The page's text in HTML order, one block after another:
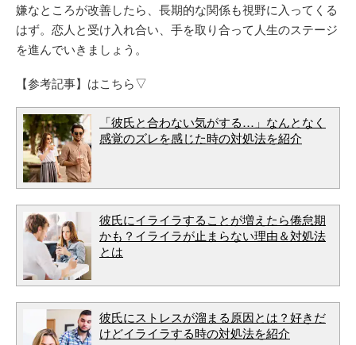
嫌なところが改善したら、長期的な関係も視野に入ってくる
はず。恋人と受け入れ合い、手を取り合って人生のステージ
を進んでいきましょう。
【参考記事】はこちら▽
「彼氏と合わない気がする…」なんとなく
感覚のズレを感じた時の対処法を紹介
彼氏にイライラすることが増えたら倦怠期
かも？イライラが止まらない理由＆対処法
とは
彼氏にストレスが溜まる原因とは？好きだ
けどイライラする時の対処法を紹介